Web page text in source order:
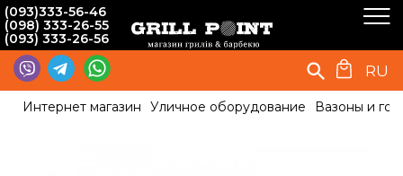
(093)333-56-46
(098) 333-26-55
(093) 333-26-56
RU
Интернет магазин Уличное оборудование Вазоны и